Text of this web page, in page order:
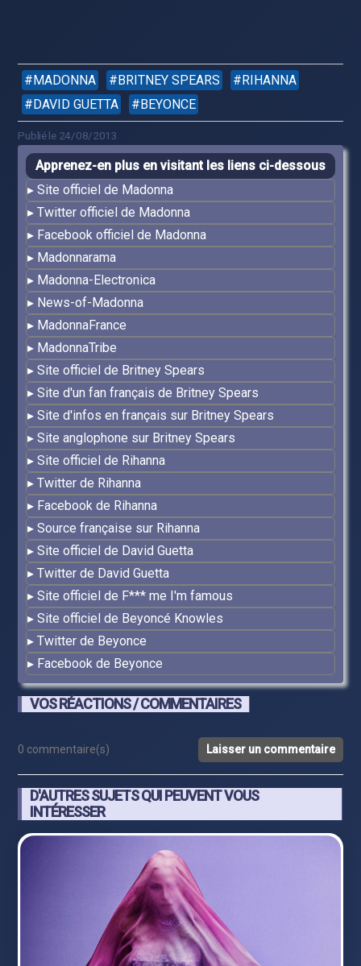
MADONNA BRITNEY SPEARS
RIHANNA
DAVID GUETTA
BEYONCE
Publié le 24/08/2013
Apprenez-en plus en visitant les liens ci-dessous
Site officiel de Madonna
Twitter officiel de Madonna
Facebook officiel de Madonna
Madonnarama
Madonna-Electronica
News-of-Madonna
MadonnaFrance
MadonnaTribe
Site officiel de Britney Spears
Site d'un fan français de Britney Spears
Site d'infos en français sur Britney Spears
Site anglophone sur Britney Spears
Site officiel de Rihanna
Twitter de Rihanna
Facebook de Rihanna
Source française sur Rihanna
Site officiel de David Guetta
Twitter de David Guetta
Site officiel de F*** me I'm famous
Site officiel de Beyoncé Knowles
Twitter de Beyonce
Facebook de Beyonce
VOS RÉACTIONS / COMMENTAIRES
0 commentaire(s) Laisser un commentaire
D'AUTRES SUJETS QUI PEUVENT VOUS
INTÉRESSER